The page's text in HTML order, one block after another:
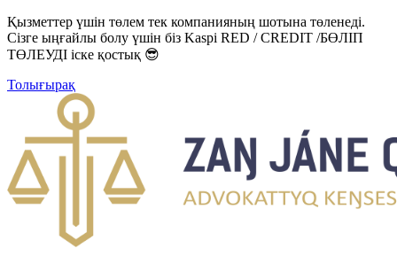
Қызметтер үшін төлем тек компанияның шотына төленеді.
Сізге ыңғайлы болу үшін біз Kaspi RED / CREDIT /БӨЛІП
ТӨЛЕУДІ іске қостық 😎
Толығырақ